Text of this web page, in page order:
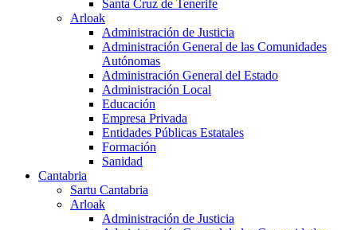
Santa Cruz de Tenerife
Arloak
Administración de Justicia
Administración General de las Comunidades
Autónomas
Administración General del Estado
Administración Local
Educación
Empresa Privada
Entidades Públicas Estatales
Formación
Sanidad
Cantabria
Sartu Cantabria
Arloak
Administración de Justicia